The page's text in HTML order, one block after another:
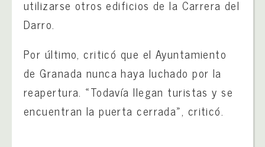
utilizarse otros edificios de la Carrera del
Darro.
Por último, criticó que el Ayuntamiento
de Granada nunca haya luchado por la
reapertura. «Todavía llegan turistas y se
encuentran la puerta cerrada», criticó.